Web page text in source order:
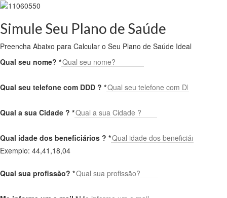
Simule Seu Plano de Saúde
Preencha Abaixo para Calcular o Seu Plano de Saúde Ideal
Qual seu nome? *
Qual seu telefone com DDD ? *
Qual a sua Cidade ? *
Qual idade dos beneficiários ? *
Exemplo: 44,41,18,04
Qual sua profissão? *